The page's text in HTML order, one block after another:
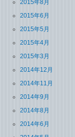
2015年8月
2015年6月
2015年5月
2015年4月
2015年3月
2014年12月
2014年11月
2014年9月
2014年8月
2014年6月